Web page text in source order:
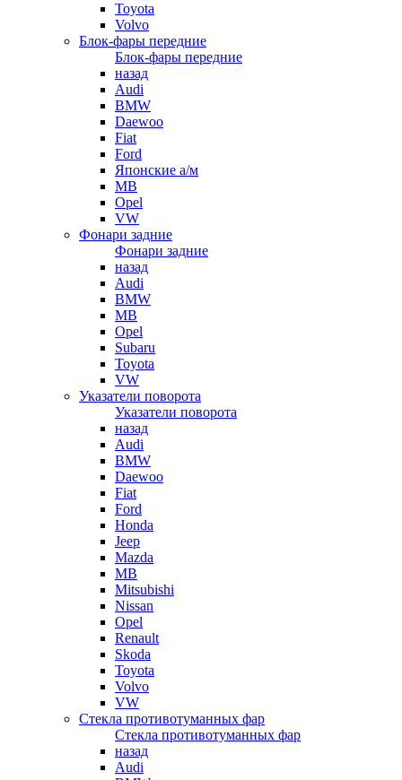
Toyota
Volvo
Блок-фары передние
Блок-фары передние
назад
Audi
BMW
Daewoo
Fiat
Ford
Японские а/м
MB
Opel
VW
Фонари задние
Фонари задние
назад
Audi
BMW
MB
Opel
Subaru
Toyota
VW
Указатели поворота
Указатели поворота
назад
Audi
BMW
Daewoo
Fiat
Ford
Honda
Jeep
Mazda
MB
Mitsubishi
Nissan
Opel
Renault
Skoda
Toyota
Volvo
VW
Стекла противотуманных фар
Стекла противотуманных фар
назад
Audi